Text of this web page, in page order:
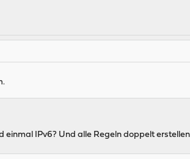
einmal IPv6? Und alle Regeln doppelt